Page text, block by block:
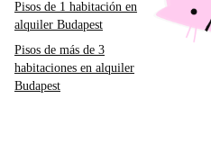
Pisos de 1 habitación en
alquiler Budapest
Pisos de más de 3
habitaciones en alquiler
Budapest